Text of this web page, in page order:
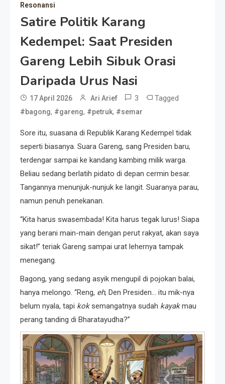
Resonansi
Satire Politik Karang
Kedempel: Saat Presiden
Gareng Lebih Sibuk Orasi
Daripada Urus Nasi
17 April 2026 Ari Arief 3 Tagged
#bagong, #gareng, #petruk, #semar
Sore itu, suasana di Republik Karang Kedempel tidak
seperti biasanya. Suara Gareng, sang Presiden baru,
terdengar sampai ke kandang kambing milik warga.
Beliau sedang berlatih pidato di depan cermin besar.
Tangannya menunjuk-nunjuk ke langit. Suaranya parau,
namun penuh penekanan.
“Kita harus swasembada! Kita harus tegak lurus! Siapa
yang berani main-main dengan perut rakyat, akan saya
sikat!” teriak Gareng sampai urat lehernya tampak
menegang.
Bagong, yang sedang asyik mengupil di pojokan balai,
hanya melongo. “Reng, eh, Den Presiden… itu mik-nya
belum nyala, tapi koksemangatnya sudah kayakmau
perang tanding di Bharatayudha?”